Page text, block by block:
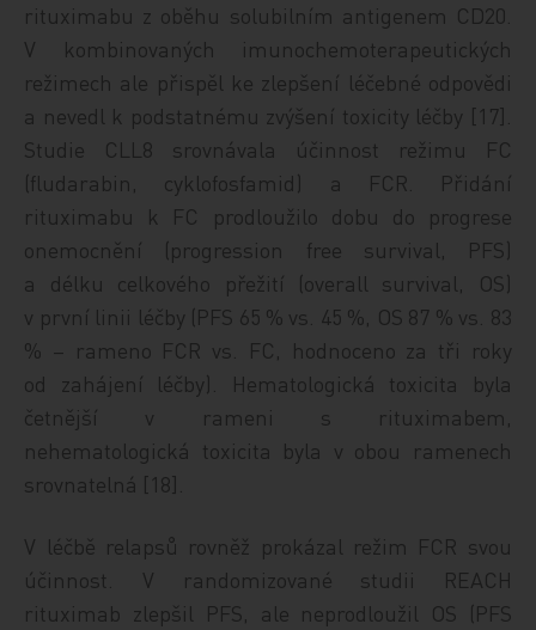
rituximabu z oběhu solubilním antigenem CD20.
V kombinovaných imunochemoterapeutických
režimech ale přispěl ke zlepšení léčebné odpovědi
a nevedl k podstatnému zvýšení toxicity léčby [17].
Studie CLL8 srovnávala účinnost režimu FC
(fludarabin, cyklo­fosfamid) a FCR. Přidání
rituximabu k FC prodloužilo dobu do progrese
onemocnění (progression free survival, PFS)
a délku celkového přežití (overall survival, OS)
v první linii léčby (PFS 65 % vs. 45 %, OS 87 % vs. 83
% – rameno FCR vs. FC, hodnoceno za tři roky
od zahájení léčby). Hematologická toxicita byla
četnější v rameni s rituximabem,
nehematologická toxicita byla v obou ramenech
srovnatelná [18].
V léčbě relapsů rovněž prokázal režim FCR svou
účinnost. V randomizované studii REACH
rituximab zlepšil PFS, ale neprodloužil OS (PFS